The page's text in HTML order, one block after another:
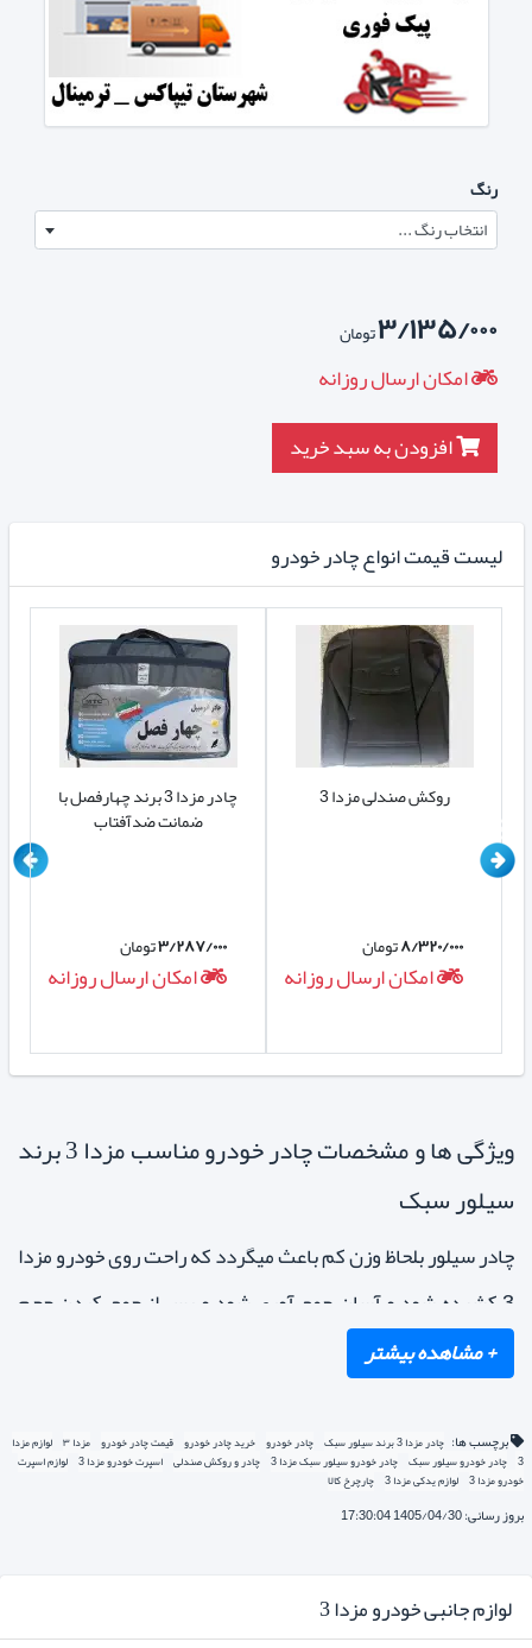
رنگ
انتخاب رنگ ...
۳/۱۳۵/۰۰۰تومان
امکان ارسال روزانه
افزودن به سبد خرید
لیست قیمت انواع چادر خودرو
چادر مزدا 3 برند چهارفصل با
ضمانت ضدآفتاب
۳/۲۸۷/۰۰۰تومان
امکان ارسال روزانه
روکش صندلی مزدا 3
۸/۳۲۰/۰۰۰تومان
امکان ارسال روزانه
ویژگی ها و مشخصات چادر خودرو مناسب مزدا 3 برند
سیلور سبک
چادر سیلور بلحاظ وزن کم باعث میگردد که راحت روی خودرو مزدا
3 کشیده شود و آسان جمع آوری شود و پس از جمع کردن حجم
کمی از صندوق ماشین را اشغال می نماید.
و فضله پرندگان از چادر میگردد.
چادر برند سیلور سبک ضدآب نمی باشد.
هنگام انتخاب و خرید چادر خودرو سوالات بی پاسخ زیادی ذهن ما
برچسب ها: چادر مزدا 3 برند سیلور سبک چادر خودرو خرید چادر خودرو قیمت چادر خودرو مزدا ۳
لوازم مزدا
3 چادر خودرو سیلور سبک چادر خودرو سیلور سبک مزدا 3 چادر و روکش صندلی اسپرت خودرو مزدا 3
لوازم اسپرت
خودرو مزدا 3
لوازم یدکی مزدا 3 چارچرخ کالا
بروز رسانی: 1405/04/30 17:30:04
لوازم جانبی خودرو مزدا 3